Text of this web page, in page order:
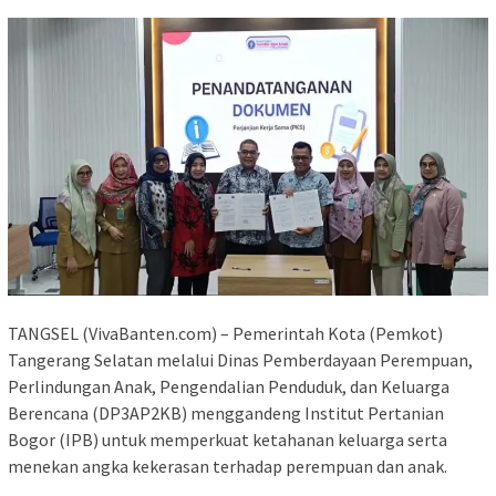
TANGSEL (VivaBanten.com) – Pemerintah Kota (Pemkot)
Tangerang Selatan melalui Dinas Pemberdayaan Perempuan,
Perlindungan Anak, Pengendalian Penduduk, dan Keluarga
Berencana (DP3AP2KB) menggandeng Institut Pertanian
Bogor (IPB) untuk memperkuat ketahanan keluarga serta
menekan angka kekerasan terhadap perempuan dan anak.